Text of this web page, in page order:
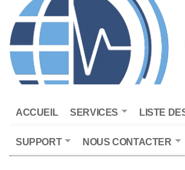
ACCUEIL SERVICES LISTE
SUPPORT NOUS CONTACTER